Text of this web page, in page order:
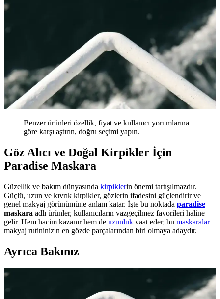
Benzer ürünleri özellik, fiyat ve kullanıcı yorumlarına
göre karşılaştırın, doğru seçimi yapın.
Göz Alıcı ve Doğal Kirpikler İçin
Paradise Maskara
Güzellik ve bakım dünyasında kirpiklerin önemi tartışılmazdır.
Güçlü, uzun ve kıvrık kirpikler, gözlerin ifadesini güçlendirir ve
genel makyaj görünümüne anlam katar. İşte bu noktada paradise
maskara adlı ürünler, kullanıcıların vazgeçilmez favorileri haline
gelir. Hem hacim kazanır hem de uzunluk vaat eder, bu maskaralar
makyaj rutininizin en gözde parçalarından biri olmaya adaydır.
Ayrıca Bakınız
Paradise Maskara ile Doğal ve Hacimli Kirpiklere
Ulaşmanın Yolları